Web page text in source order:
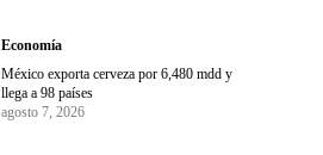
Economía
México exporta cerveza por 6,480 mdd y
llega a 98 países
agosto 7, 2026